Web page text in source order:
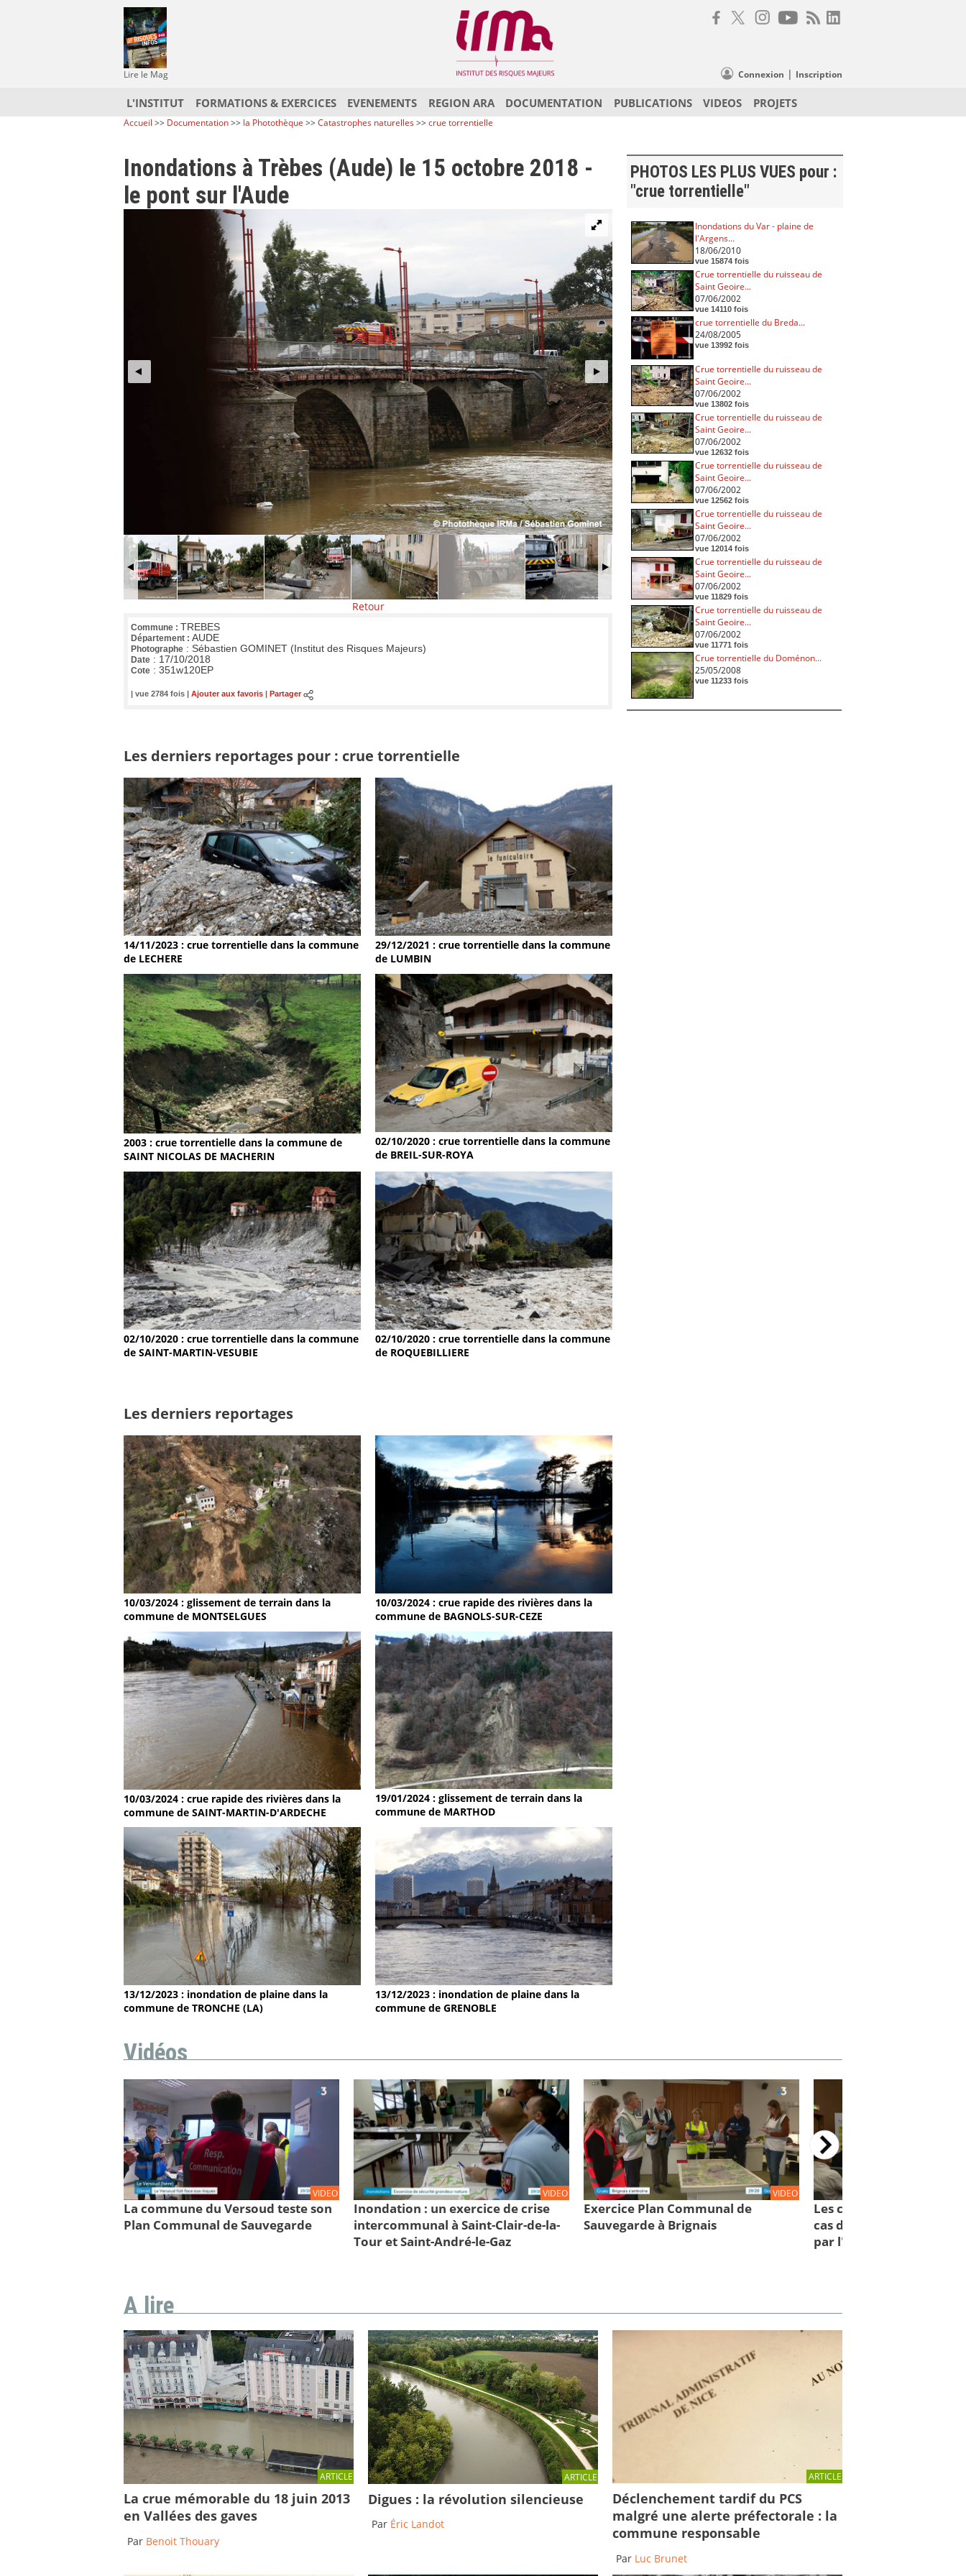
Lire le Mag Connexion | Inscription
L'INSTITUT FORMATIONS & EXERCICES EVENEMENTS REGION ARA DOCUMENTATION PUBLICATIONS VIDEOS PROJETS
Accueil >> Documentation>> la Photothèque >>Catastrophes naturelles>>crue torrentielle
Inondations à Trèbes (Aude) le 15 octobre 2018 -
le pont sur l'Aude
Retour
Commune : TREBES
Département : AUDE
Photographe : Sébastien GOMINET (Institut des Risques Majeurs)
Date : 17/10/2018
Cote : 351w120EP
| vue 2784 fois | Ajouter aux favoris Partager
Les derniers reportages pour : crue torrentielle
14/11/2023 : crue torrentielle dans la commune
de LECHERE
29/12/2021 : crue torrentielle dans la commune
de LUMBIN
2003 : crue torrentielle dans la commune de
SAINT NICOLAS DE MACHERIN
02/10/2020 : crue torrentielle dans la commune
de BREIL-SUR-ROYA
02/10/2020 : crue torrentielle dans la commune
de SAINT-MARTIN-VESUBIE
02/10/2020 : crue torrentielle dans la commune
de ROQUEBILLIERE
Les derniers reportages
10/03/2024 : glissement de terrain dans la
commune de MONTSELGUES
10/03/2024 : crue rapide des rivières dans la
commune de BAGNOLS-SUR-CEZE
10/03/2024 : crue rapide des rivières dans la
commune de SAINT-MARTIN-D'ARDECHE
19/01/2024 : glissement de terrain dans la
commune de MARTHOD
13/12/2023 : inondation de plaine dans la
commune de TRONCHE (LA)
13/12/2023 : inondation de plaine dans la
commune de GRENOBLE
PHOTOS LES PLUS VUES pour :
"crue torrentielle"
Inondations du Var - plaine de
l'Argens...
18/06/2010
vue 15874 fois
Crue torrentielle du ruisseau de
Saint Geoire...
07/06/2002
vue 14110 fois
crue torrentielle du Breda...
24/08/2005
vue 13992 fois
Crue torrentielle du ruisseau de
Saint Geoire...
07/06/2002
vue 13802 fois
Crue torrentielle du ruisseau de
Saint Geoire...
07/06/2002
vue 12632 fois
Crue torrentielle du ruisseau de
Saint Geoire...
07/06/2002
vue 12562 fois
Crue torrentielle du ruisseau de
Saint Geoire...
07/06/2002
vue 12014 fois
Crue torrentielle du ruisseau de
Saint Geoire...
07/06/2002
vue 11829 fois
Crue torrentielle du ruisseau de
Saint Geoire...
07/06/2002
vue 11771 fois
Crue torrentielle du Doménon...
25/05/2008
vue 11233 fois
Vidéos
VIDEO
La commune du Versoud teste son
Plan Communal de Sauvegarde
VIDEO
Inondation : un exercice de crise
intercommunal à Saint-Clair-de-la-
Tour et Saint-André-le-Gaz
VIDEO
Exercice Plan Communal de
Sauvegarde à Brignais
Les comportements à
cas d'inondations : des
par l'IRMa et la mission
A lire
ARTICLE
La crue mémorable du 18 juin 2013
en Vallées des gaves
Par Benoit Thouary
ARTICLE
Digues : la révolution silencieuse
Par Éric Landot
ARTICLE
Déclenchement tardif du PCS
malgré une alerte préfectorale : la
commune responsable
Par Luc Brunet